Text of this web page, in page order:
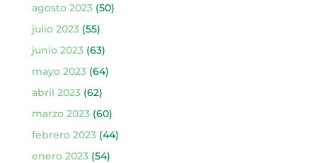
agosto 2023(50)
julio 2023(55)
junio 2023(63)
mayo 2023(64)
abril 2023(62)
marzo 2023(60)
febrero 2023(44)
enero 2023(54)